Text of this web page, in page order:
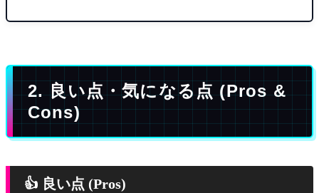
2. 良い点・気になる点 (Pros &
Cons)
👍 良い点 (Pros)